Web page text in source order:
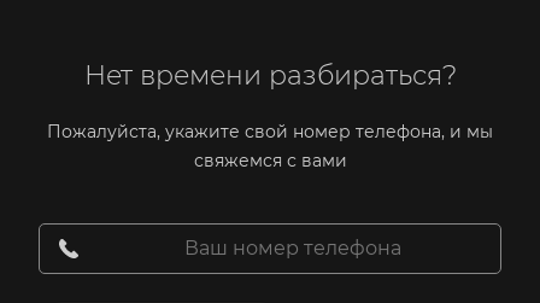
Нет времени разбираться?
Пожалуйста, укажите свой номер телефона, и мы
свяжемся с вами